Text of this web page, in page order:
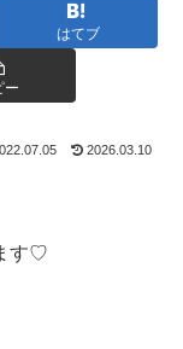
はてブ
ー
2026.03.10
す♡